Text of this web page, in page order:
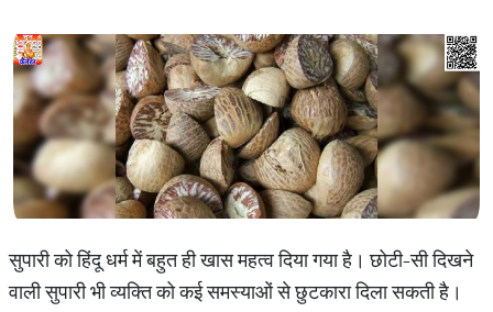
सुपारी को हिंदू धर्म में बहुत ही खास महत्व दिया गया है। छोटी-सी दिखने
वाली सुपारी भी व्यक्ति को कई समस्याओं से छुटकारा दिला सकती है।